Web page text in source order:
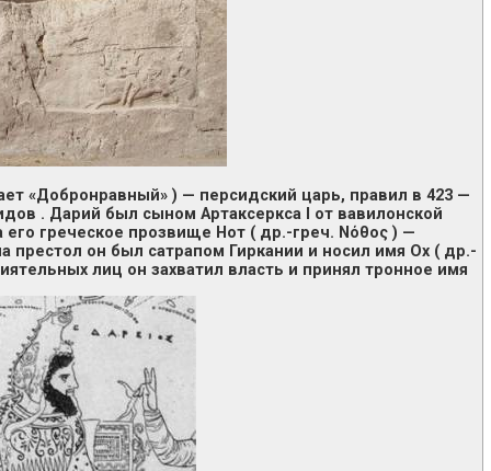
«Добронравный» ) — персидский царь, правил в 423 —
. Дарий был сыном Артаксеркса I от вавилонской
греческое прозвище Нот ( др.-греч. Νόθος ) —
престол он был сатрапом Гиркании и носил имя Ох ( др.-
лиц он захватил власть и принял тронное имя